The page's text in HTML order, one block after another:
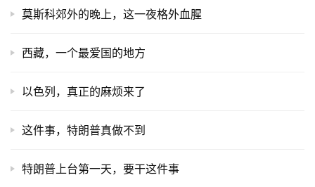
莫斯科郊外的晚上，这一夜格外血腥
西藏，一个最爱国的地方
以色列，真正的麻烦来了
这件事，特朗普真做不到
特朗普上台第一天，要干这件事